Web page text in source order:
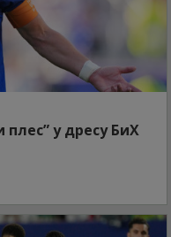
у дресу БиХ